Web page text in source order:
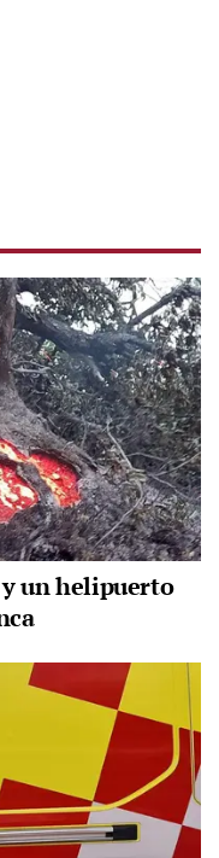
y un helipuerto